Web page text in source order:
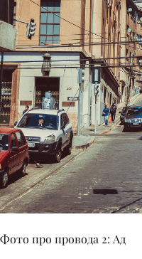
Фото про провода 2: Ад